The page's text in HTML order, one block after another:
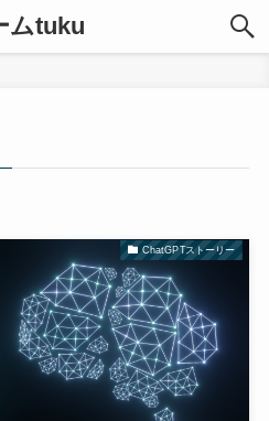
ムtuku
ChatGPTストーリー